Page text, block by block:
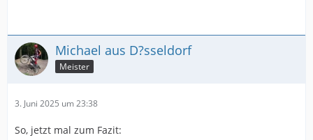
Michael aus D?sseldorf
Meister
3. Juni 2025 um 23:38
So, jetzt mal zum Fazit: